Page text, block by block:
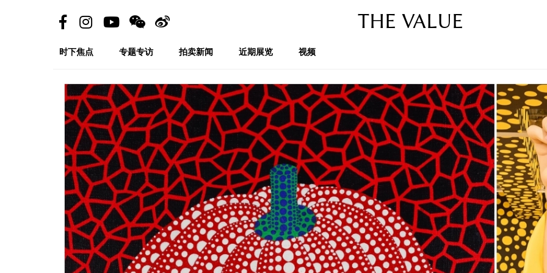
THE VALUE
时下焦点 专题专访 拍卖新闻 近期展览 视频